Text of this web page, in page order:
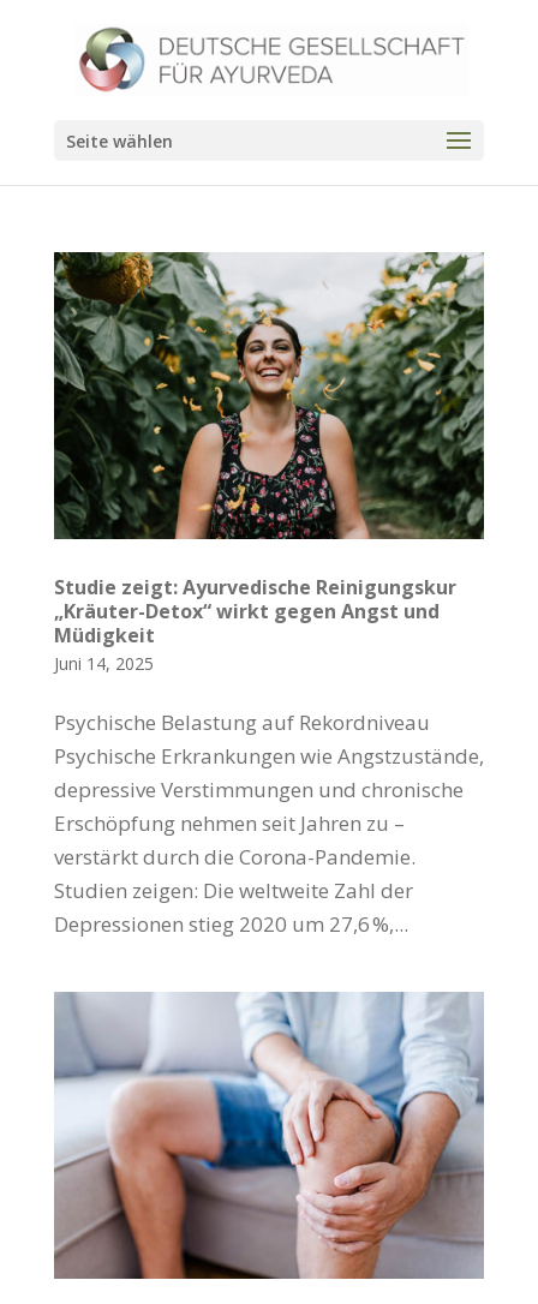
Seite wählen
Studie zeigt: Ayurvedische Reinigungskur
„Kräuter-Detox“ wirkt gegen Angst und
Müdigkeit
Juni 14, 2025
Psychische Belastung auf Rekordniveau
Psychische Erkrankungen wie Angstzustände,
depressive Verstimmungen und chronische
Erschöpfung nehmen seit Jahren zu –
verstärkt durch die Corona-Pandemie.
Studien zeigen: Die weltweite Zahl der
Depressionen stieg 2020 um 27,6 %,...